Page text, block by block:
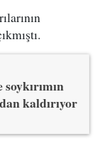
kaldırıyor